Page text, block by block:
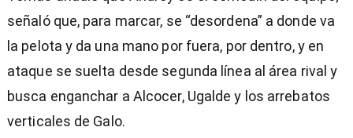
señaló que, para marcar, se “desordena” a donde va
la pelota y da una mano por fuera, por dentro, y en
ataque se suelta desde segunda línea al área rival y
busca enganchar a Alcocer, Ugalde y los arrebatos
verticales de Galo.